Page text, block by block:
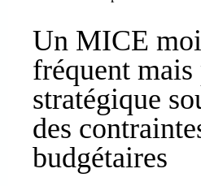
Un MICE
fréquent mais
stratégique
des
budgétaires